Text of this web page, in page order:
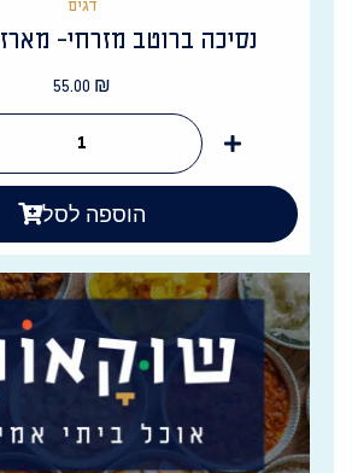
דגים
נסיכה ברוטב מזרחי- מארז 3 יחידות
55.00 ₪
הוספה לסל